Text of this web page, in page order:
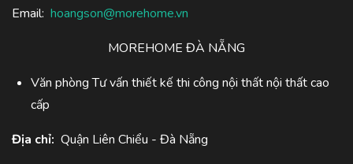
Email: hoangson@morehome.vn
MOREHOME ĐÀ NẴNG
Văn phòng Tư vấn thiết kế thi công nội thất nội thất cao
cấp
Địa chỉ: Quận Liên Chiểu - Đà Nẵng